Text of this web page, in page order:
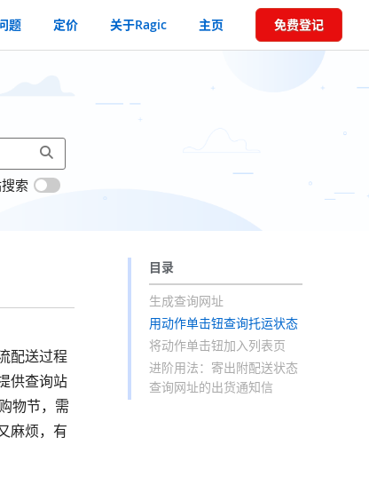
题 定价 关于Ragic 主页 免费登记
索
目录
生成查询网址
用动作单击钮查询托运状态
将动作单击钮加入列表页
进阶用法：寄出附配送状态
查询网址的出货通知信
配送过程
供查询站
物节，需
麻烦，有